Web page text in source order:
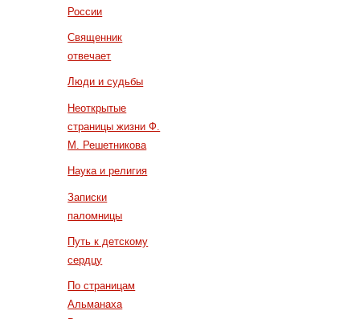
России
Священник
отвечает
Люди и судьбы
Неоткрытые
страницы жизни Ф.
М. Решетникова
Наука и религия
Записки
паломницы
Путь к детскому
сердцу
По страницам
Альманаха